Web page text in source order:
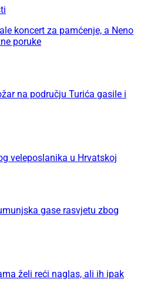
koncert za pamćenje, a Neno
poruke
na području Turića gasile i
veleposlanika u Hrvatskoj
gase rasvjetu zbog
želi reći naglas, ali ih ipak